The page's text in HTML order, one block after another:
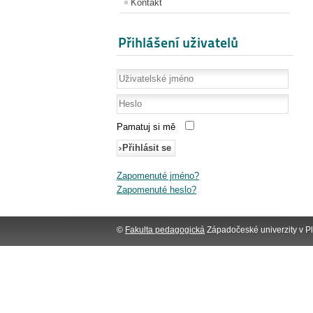
Kontakt
Přihlášení uživatelů
Pamatuj si mě
Přihlásit se
Zapomenuté jméno?
Zapomenuté heslo?
© Fakulta pedagogická Západočeské univerzity v